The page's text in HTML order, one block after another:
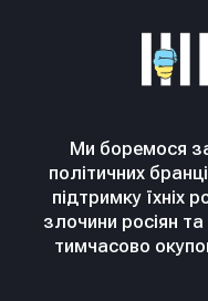
Ми боремося
політичних
підтримку їхніх
злочини росіян
тимчасово